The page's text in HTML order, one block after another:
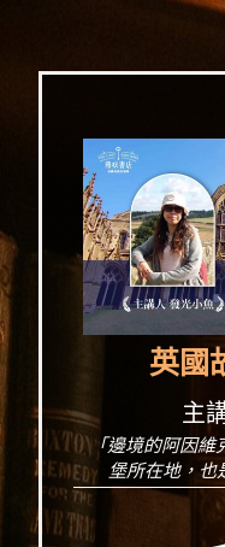
英國
主
「邊境的阿因維
堡所在地，也